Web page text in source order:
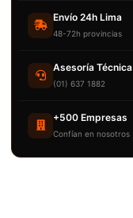
Envío 24h Lima
48-72h provincias
Asesoría Técnica
(01) 637 1882
+500 Empresas
Confían en nosotros